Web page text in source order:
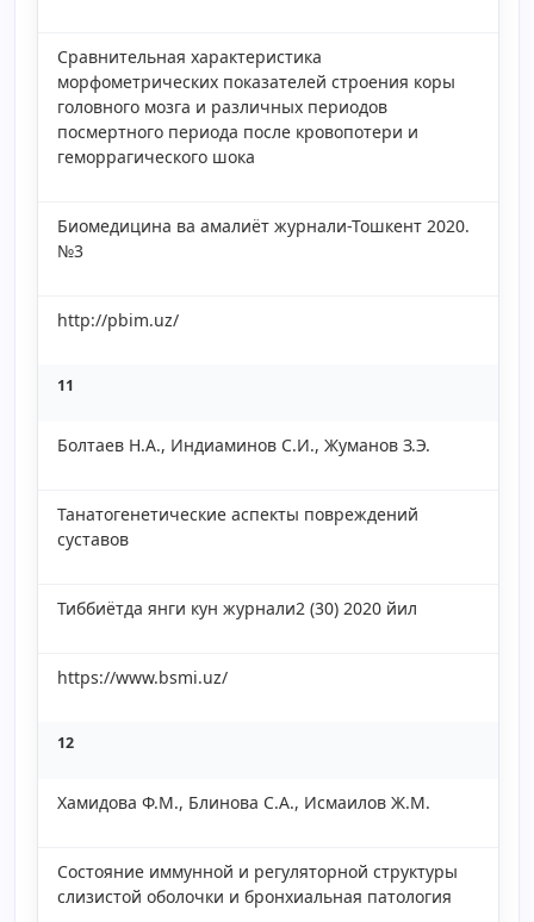
Сравнительная характеристика
морфометрических показателей строения коры
головного мозга и различных периодов
посмертного периода после кровопотери и
геморрагического шока
Биомедицина ва амалиёт журнали-Тошкент 2020.
№3
http://pbim.uz/
11
Болтаев Н.А., Индиаминов С.И., Жуманов З.Э.
Танатогенетические аспекты повреждений
суставов
Тиббиётда янги кун журнали2 (30) 2020 йил
https://www.bsmi.uz/
12
Хамидова Ф.М., Блинова С.А., Исмаилов Ж.М.
Состояние иммунной и регуляторной структуры
слизистой оболочки и бронхиальная патология